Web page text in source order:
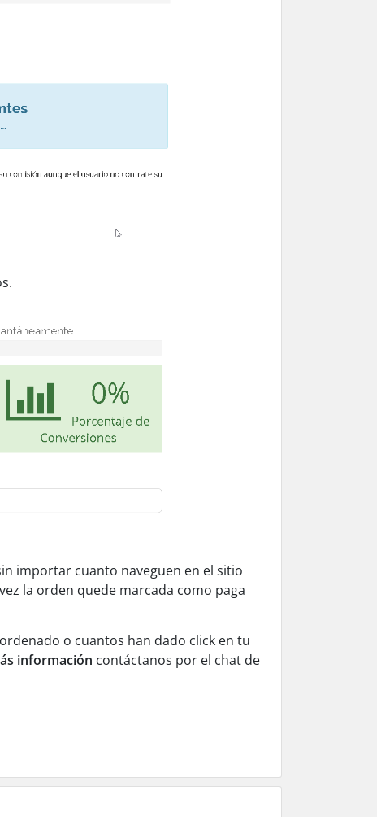
importar cuanto naveguen en el sitio
la orden quede marcada como paga
o cuantos han dado click en tu
información contáctanos por el chat de